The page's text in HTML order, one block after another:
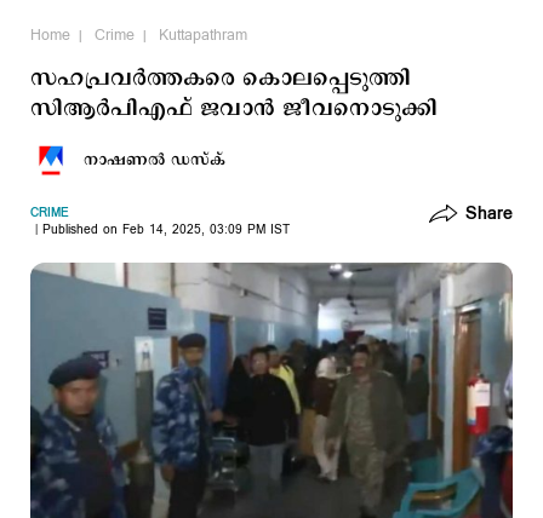
Home Crime Kuttapathram
സഹപ്രവര്‍ത്തകരെ കൊലപ്പെടുത്തി
സിആര്‍പിഎഫ് ജവാന്‍ ജീവനൊടുക്കി
നാഷണല്‍ ഡസ്ക്
CRIME
Published on Feb 14, 2025, 03:09 PM IST
Share